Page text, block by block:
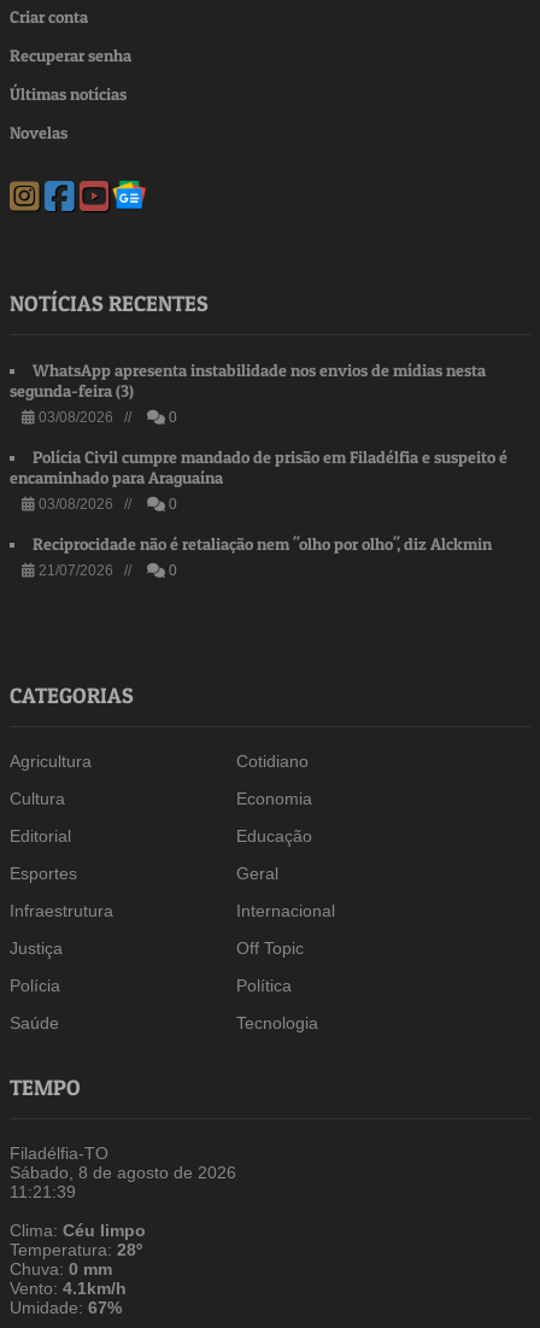
Criar conta
Recuperar senha
Últimas notícias
Novelas
NOTÍCIAS RECENTES
WhatsApp apresenta instabilidade nos envios de mídias nesta
segunda-feira (3)
03/08/2026 // 0
Polícia Civil cumpre mandado de prisão em Filadélfia e suspeito é
encaminhado para Araguaína
03/08/2026 // 0
Reciprocidade não é retaliação nem "olho por olho", diz Alckmin
21/07/2026 // 0
CATEGORIAS
Agricultura
Cotidiano
Cultura
Economia
Editorial
Educação
Esportes
Geral
Infraestrutura
Internacional
Justiça
Off Topic
Polícia
Política
Saúde
Tecnologia
TEMPO
Filadélfia-TO
Sábado, 8 de agosto de 2026
11:21:40
Clima:Céu limpo
Temperatura:28º
Chuva:0 mm
Vento:4.1km/h
Umidade:67%